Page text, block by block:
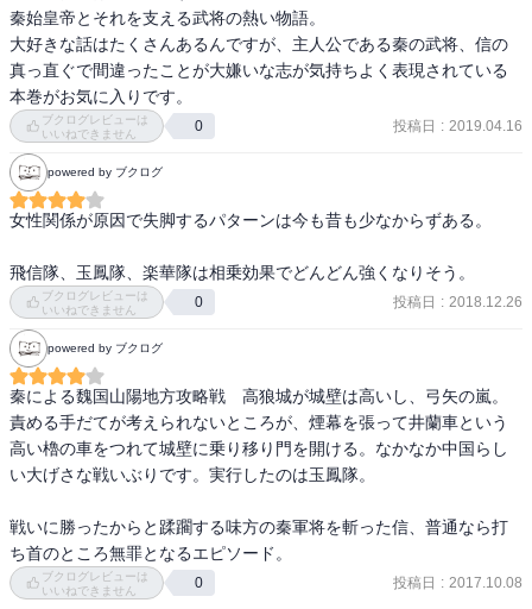
秦始皇帝とそれを支える武将の熱い物語。
大好きな話はたくさんあるんですが、主人公である秦の武将、信の
真っ直ぐで間違ったことが大嫌いな志が気持ちよく表現されている
本巻がお気に入りです。
ブクログレビューは
いいねできません
0 投稿日 : 2019.04.16
powered by ブクログ
女性関係が原因で失脚するパターンは今も昔も少なからずある。
飛信隊、玉鳳隊、楽華隊は相乗効果でどんどん強くなりそう。
ブクログレビューは
いいねできません
0 投稿日 : 2018.12.26
powered by ブクログ
秦による魏国山陽地方攻略戦　高狼城が城壁は高いし、弓矢の嵐。
責める手だてが考えられないところが、煙幕を張って井蘭車という
高い櫓の車をつれて城壁に乗り移り門を開ける。なかなか中国らし
い大げさな戦いぶりです。実行したのは玉鳳隊。
戦いに勝ったからと蹂躙する味方の秦軍将を斬った信、普通なら打
ち首のところ無罪となるエピソード。
ブクログレビューは
いいねできません
0 投稿日 : 2017.10.08